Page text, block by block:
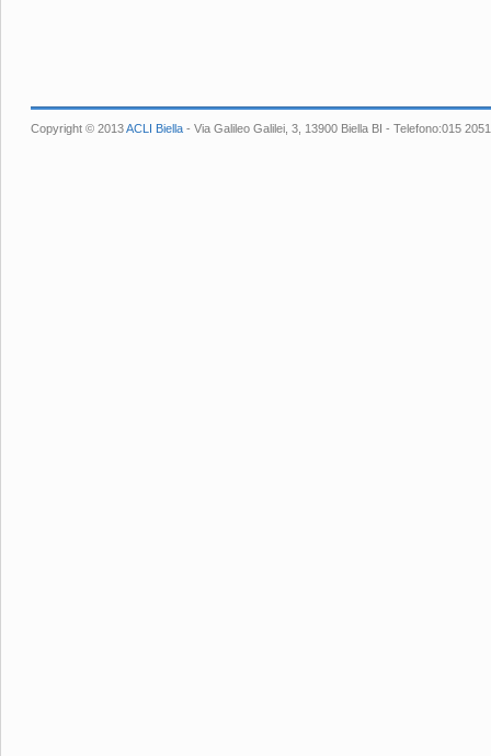
Copyright © 2013ACLI Biella - Via Galileo Galilei, 3, 13900 Biella BI - Telefono:015